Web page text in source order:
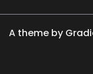
A theme by